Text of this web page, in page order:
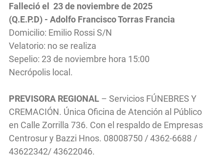
Falleció el 23 de noviembre de 2025
(Q.E.P.D) - Adolfo Francisco Torras Francia
Domicilio: Emilio Rossi S/N
Velatorio: no se realiza
Sepelio: 23 de noviembre hora 15:00
Necrópolis local.
PREVISORA REGIONAL – Servicios FÚNEBRES Y
CREMACIÓN. Única Oficina de Atención al Público
en Calle Zorrilla 736. Con el respaldo de Empresas
Centrosur y Bazzi Hnos. 08008750 / 4362-6688 /
43622342/ 43622046.